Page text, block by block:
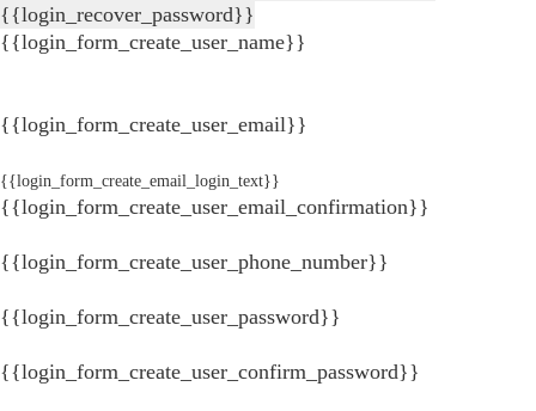
{{login_recover_password}}
{{login_form_create_user_name}}
{{login_form_create_user_email}}
{{login_form_create_email_login_text}}
{{login_form_create_user_email_confirmation}}
{{login_form_create_user_phone_number}}
{{login_form_create_user_password}}
{{login_form_create_user_confirm_password}}